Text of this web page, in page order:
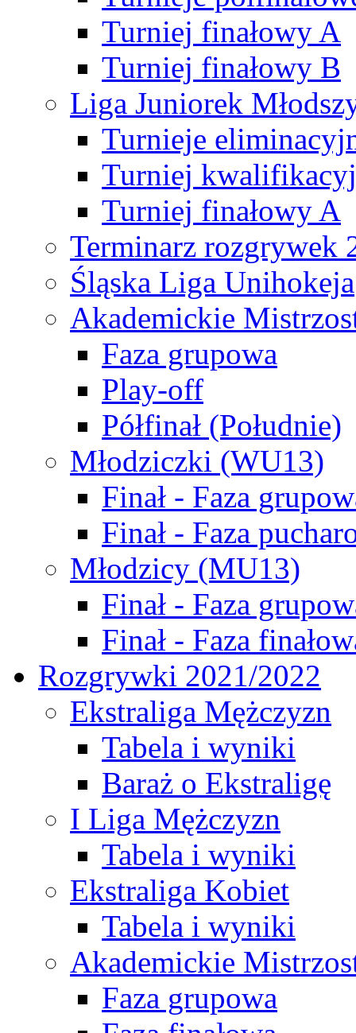
Turniej finałowy A
Turniej finałowy B
Liga Juniorek
Turnieje
Turniej
Turniej finałowy A
Terminarz rozgrywek
Śląska Liga Unihokeja
Akademickie
Faza grupowa
Play-off
Półfinał (Południe)
Młodziczki (WU13)
Finał - Faza
Finał - Faza
Młodzicy (MU13)
Finał - Faza
Finał - Faza
Rozgrywki 2021/2022
Ekstraliga Mężczyzn
Tabela i wyniki
Baraż o Ekstraligę
I Liga Mężczyzn
Tabela i wyniki
Ekstraliga Kobiet
Tabela i wyniki
Akademickie
Faza grupowa